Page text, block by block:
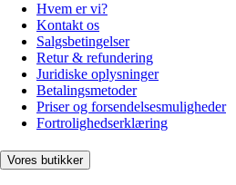
Hvem er vi?
Kontakt os
Salgsbetingelser
Retur & refundering
Juridiske oplysninger
Betalingsmetoder
Priser og forsendelsesmuligheder
Fortrolighedserklæring
Vores butikker